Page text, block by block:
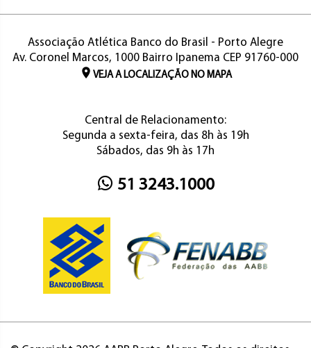
Associação Atlética Banco do Brasil - Porto Alegre
Av. Coronel Marcos, 1000 Bairro Ipanema CEP 91760-000
VEJA A LOCALIZAÇÃO NO MAPA
Central de Relacionamento:
Segunda a sexta-feira, das 8h às 19h
Sábados, das 9h às 17h
51 3243.1000